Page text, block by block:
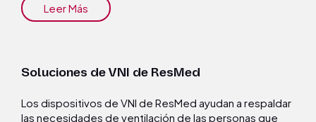
Leer Más
Soluciones de VNI de ResMed
Los dispositivos de VNI de ResMed ayudan a respaldar
las necesidades de ventilación de las personas que